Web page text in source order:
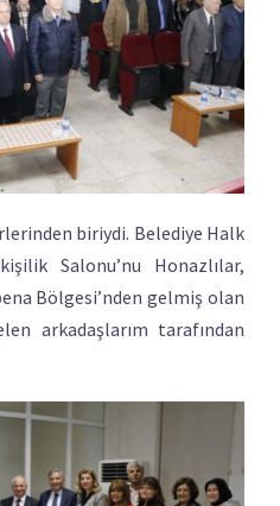
biriydi. Belediye Halk
Salonu’nu Honazlılar,
Bölgesi’nden gelmiş olan
arkadaşlarım tarafından